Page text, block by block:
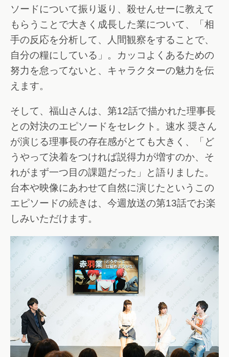
ソードについて振り返り、殺せんせーに教えて
もらうことで大きく成長した業について、「相
手の反応を分析して、人間観察をすることで、
自分の糧にしている」。カッコよくあるための
努力を怠ってないと、キャラクターの魅力を伝
えます。
そして、福山さんは、第12話で描かれた理事長
との対決のエピソードをセレクト。速水 奨さん
が演じる理事長の存在感がとても大きく、「ど
うやって決着をつければ説得力が増すのか、そ
れがまず一つ目の課題だった」と語りました。
台本や映像にあわせて自然に演じたというこの
エピソードの続きは、今週放送の第13話でお楽
しみいただけます。